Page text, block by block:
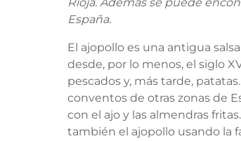
España.
El ajopollo es una antigua
desde, por lo menos, el siglo
pescados y, más tarde,
conventos de otras zonas de
con el ajo y las almendras
también el ajopollo usando la